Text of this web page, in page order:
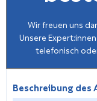
Wir freuen uns
Unsere
telefonisch
Beschreibung des